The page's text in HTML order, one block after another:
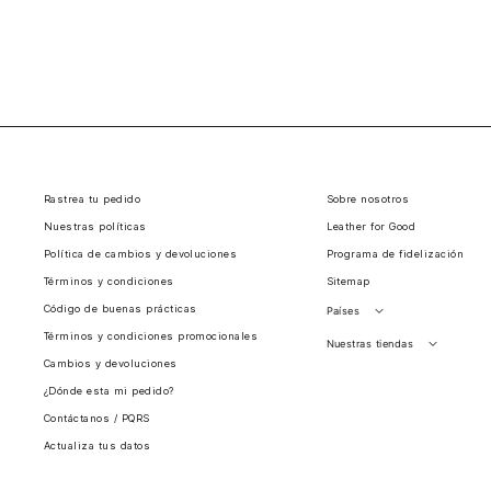
Rastrea tu pedido
Nuestras políticas
Política de cambios y devoluciones
Términos y condiciones
Código de buenas prácticas
Términos y condiciones promocionales
Cambios y devoluciones
¿Dónde esta mi pedido?
Contáctanos / PQRS
Actualiza tus datos
Sobre nosotros
Leather for Good
Programa de fidelización
Sitemap
Países
Perú
Nuestras tiendas